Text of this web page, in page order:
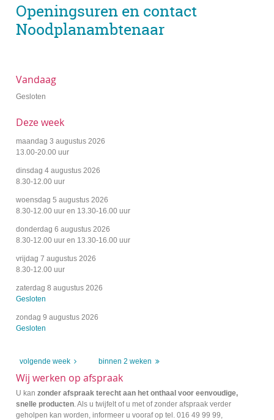
Openingsuren en contact
Noodplanambtenaar
Vandaag
Gesloten
Deze week
maandag 3 augustus 2026
13.00-20.00 uur
dinsdag 4 augustus 2026
8.30-12.00 uur
woensdag 5 augustus 2026
8.30-12.00 uur en 13.30-16.00 uur
donderdag 6 augustus 2026
8.30-12.00 uur en 13.30-16.00 uur
vrijdag 7 augustus 2026
8.30-12.00 uur
zaterdag 8 augustus 2026
Gesloten
zondag 9 augustus 2026
Gesloten
volgende week binnen 2 weken
Wij werken op afspraak
U kanzonder afspraak terecht aan het onthaal voor eenvoudige,
snelle producten. Als u twijfelt of u met of zonder afspraak verder
geholpen kan worden, informeer u vooraf op tel. 016 49 99 99,